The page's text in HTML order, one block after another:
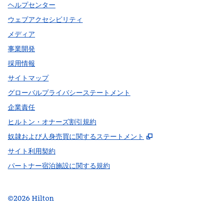
ヘルプセンター
ウェブアクセシビリティ
メディア
事業開発
採用情報
サイトマップ
グローバルプライバシーステートメント
企業責任
ヒルトン・オナーズ割引規約
奴隷および人身売買に関するステートメント
,
サイト利用契約
パートナー宿泊施設に関する規約
©2026 Hilton